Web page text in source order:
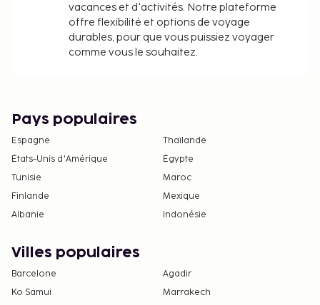
vacances et d'activités. Notre plateforme
offre flexibilité et options de voyage
durables, pour que vous puissiez voyager
comme vous le souhaitez.
Pays populaires
Espagne
Thaïlande
États-Unis d'Amérique
Égypte
Tunisie
Maroc
Finlande
Mexique
Albanie
Indonésie
Villes populaires
Barcelone
Agadir
Ko Samui
Marrakech